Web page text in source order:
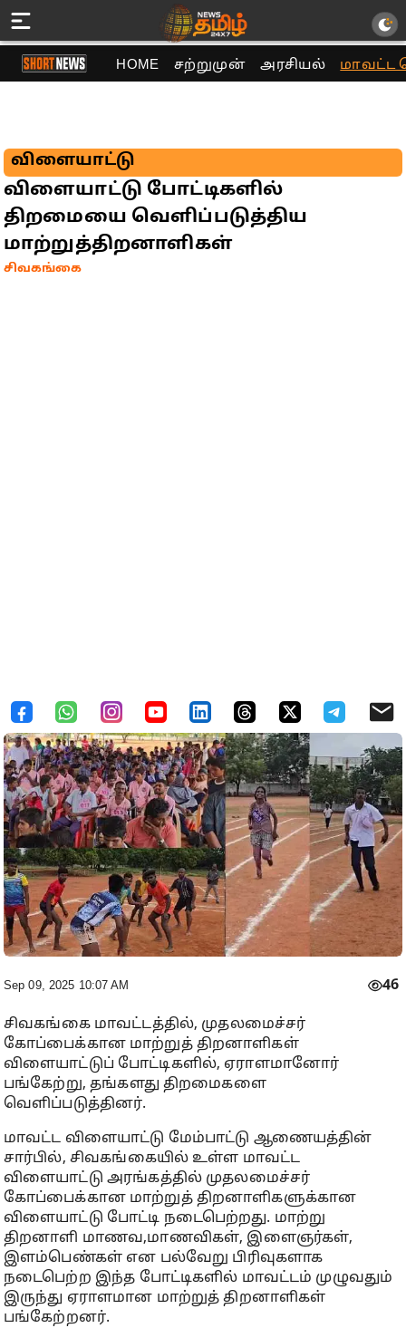
HOME சற்றுமுன் அரசியல் மாவட்ட
விளையாட்டு
விளையாட்டு போட்டிகளில்
திறமையை வெளிப்படுத்திய
மாற்றுத்திறனாளிகள்
சிவகங்கை
Sep 09, 2025 10:07 AM 46
சிவகங்கை மாவட்டத்தில், முதலமைச்சர்
கோப்பைக்கான மாற்றுத் திறனாளிகள்
விளையாட்டுப் போட்டிகளில், ஏராளமானோர்
பங்கேற்று, தங்களது திறமைகளை
வெளிப்படுத்தினர்.
மாவட்ட விளையாட்டு மேம்பாட்டு ஆணையத்தின்
சார்பில், சிவகங்கையில் உள்ள மாவட்ட
விளையாட்டு அரங்கத்தில் முதலமைச்சர்
கோப்பைக்கான மாற்றுத் திறனாளிகளுக்கான
விளையாட்டு போட்டி நடைபெற்றது. மாற்று
திறனாளி மாணவ,மாணவிகள், இளைஞர்கள்,
இளம்பெண்கள் என பல்வேறு பிரிவுகளாக
நடைபெற்ற இந்த போட்டிகளில் மாவட்டம் முழுவதும்
இருந்து ஏராளமான மாற்றுத் திறனாளிகள்
பங்கேற்றனர்.